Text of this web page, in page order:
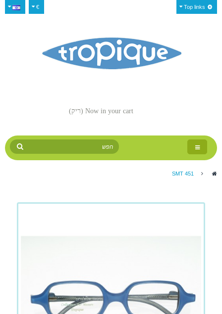
€ Top links
Now in your cart (ריק)
Toggle
navigation
>